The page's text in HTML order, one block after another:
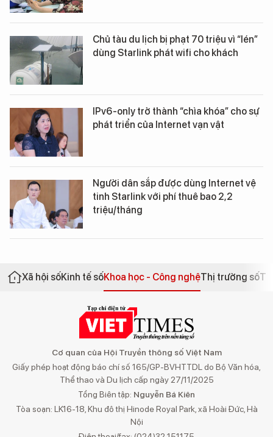
Chủ tàu du lịch bị phạt 70 triệu vì “lén”
dùng Starlink phát wifi cho khách
IPv6-only trở thành “chìa khóa” cho sự
phát triển của Internet vạn vật
Người dân sắp được dùng Internet vệ
tinh Starlink với phí thuê bao 2,2
triệu/tháng
Xã hội sốKinh tế sốKhoa học - Công nghệThị trường số
Cơ quan của Hội Truyền thông số Việt Nam
Giấy phép hoạt động báo chí số 165/GP-BVHTTDL do Bộ Văn hóa,
Thể thao và Du lịch cấp ngày 27/11/2025
Tổng Biên tập: Nguyễn Bá Kiên
Tòa soạn: LK16-18, Khu đô thị Hinode Royal Park, xã Hoài Đức, Hà
Nội